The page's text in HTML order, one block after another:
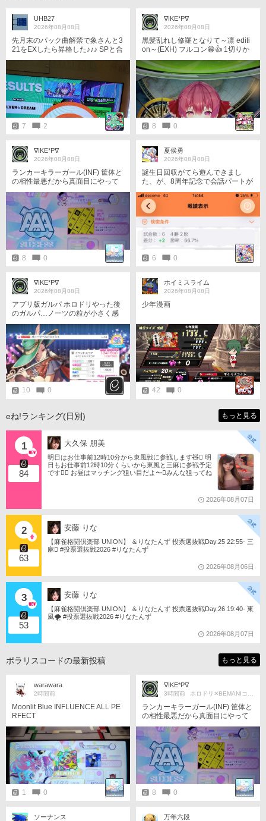
UHB27
2026年08月08日
先月末のパック曲解禁で象さんと3
21をEXしたら昇格した♪♪♪ SPと合
7 2
∇IKE*P∇
2026年08月08日
黒髪乱れし修羅となりて～凛 editi
on～(EXH) フルコン😁👍 1切りか
8 0
∇IKE*P∇
2026年08月08日
ランカーキラーガール(INF) 筐体と
の相性最悪だから真面目にやって
ません。
8 0
夏侯勇
2026年08月08日
誕生日回収がてら遊んできまし
た、が、8周年記念で会話パートが
イベチケ獲得後の合間に入ってく
ることを失念していたため、シロ
ちゃんの水着手前で泣く泣く撤
収。秋葉原のどの録画台設置店に
行っても埋まってて空く気配がし
ない…ｿﾘｬｿｳﾖﾈ。 戦績は4勝2敗と
まずまずのスタート。祝日あるし
お盆休みあるし、のんびり消化し
まひょしまひょ。
6 0
∇IKE*P∇
2026年08月08日
アプリ版ガルパ ホロドリやった後
のガルパ…ノーツの粒が小さく感
じる😅
10 0
ホイミスライム
2026年08月08日
少年漫画
42 0
eね!ランキング(日別) もっと見る
1
84
大久保 朋美
明日はお仕事前12時10分から東風戦に参戦します🧸󾬏 明
日もお仕事前12時10分くらいから東風と三麻に参戦予定
です󾠔󾭠 お昼はマッチング狙い目だよ〜󾍘みんな狙ってね
2026年08月07日
2
63
安藤 りな
【麻雀格闘倶楽部 UNION】 ＆りなたんず 投票選抜戦Day.25 22:55- 三
麻󾆽 #投票選抜戦2026 #りなたんず
2026年08月06日
3
53
安藤 りな
【麻雀格闘倶楽部 UNION】 ＆りなたんず 投票選抜戦Day.26 19:40- 東
風🌪️ #投票選抜戦2026 #りなたんず
2026年08月07日
ポラリスコードの最新投稿 もっと見る
warawara
2時間前
Moonlit Blue INFLUENCE ALL PE
RFECT
1 0
∇IKE*P∇
3時間前 ホロドリ✕BEMANIコラボ楽しみ
ランカーキラーガール(INF) 筐体と
の相性最悪だから真面目にやって
8 0
ソーナンス 万年六段